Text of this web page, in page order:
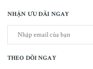
NHẬN ƯU ĐÃI NGAY
THEO DÕI NGAY